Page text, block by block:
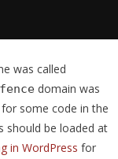
was called
domain was
some code in the
should be loaded at
in WordPress for